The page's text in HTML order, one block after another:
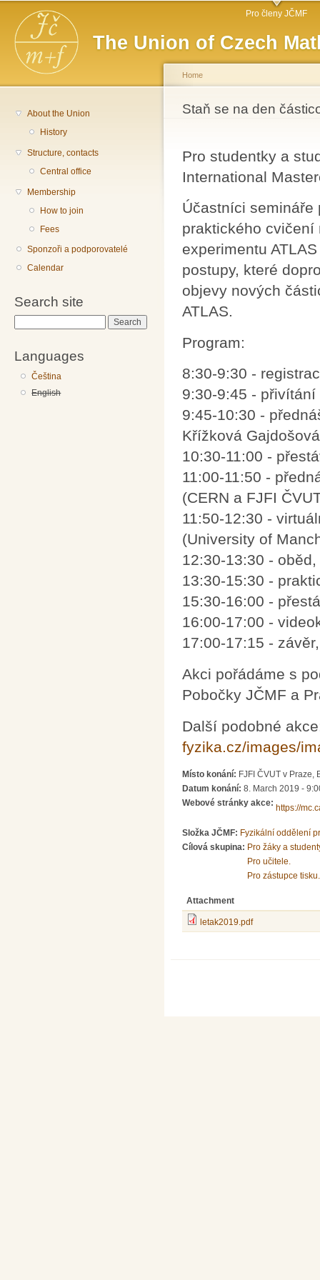
The Union of Czech
Main menu Pro členy JČMF
About the Union
History
Structure, contacts
Central office
Membership
How to join
Fees
Sponzoři a podporovatelé
Calendar
Search site
Languages
Čeština
English
You are here
Home
Staň se na den
Pro studentky a
International
Účastníci semináře
praktického cvičení
experimentu
postupy, které
objevy nových
ATLAS.
Program:
8:30-9:30 -
9:30-9:45 - přivítání
9:45-10:30 -
Křížková
10:30-11:00 -
11:00-11:50 -
(CERN a FJFI
11:50-12:30 -
(University of
12:30-13:30 -
13:30-15:30 -
15:30-16:00 -
16:00-17:00 -
17:00-17:15 -
Akci pořádáme s
Pobočky JČMF a
Další podobné
fyzika.cz/images/
Místo konání: FJFI ČVUT v Praze,
Datum konání: 8. March 2019 -
Webové stránky akce:
https://
Složka JČMF: Fyzikální oddělení
Cílová skupina: Pro žáky a
Pro učitele.
Pro zástupce tisku.
Attachment
letak2019.pdf